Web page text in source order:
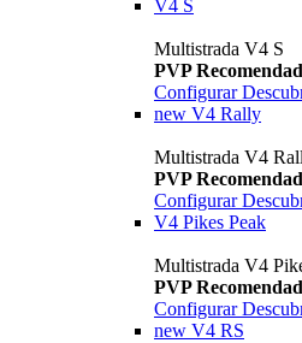
V4 S
Multistrada V4 S
PVP
Configurar
new V4 Rally
Multistrada V4
PVP
Configurar
V4 Pikes Peak
Multistrada V4
PVP
Configurar
new V4 RS